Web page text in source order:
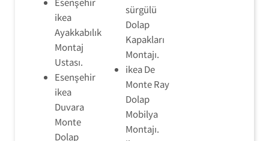
ikea
Ayakkabılık
Montaj
Ustası.
Esenşehir
ikea
Duvara
Monte
Dolap
sürgülü
Dolap
Kapakları
Montajı.
ikea De
Monte Ray
Dolap
Mobilya
Montajı.